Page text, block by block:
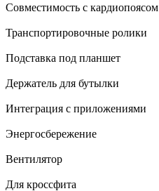
Совместимость с кардиопоясом
Транспортировочные ролики
Подставка под планшет
Держатель для бутылки
Интеграция с приложениями
Энергосбережение
Вентилятор
Для кроссфита